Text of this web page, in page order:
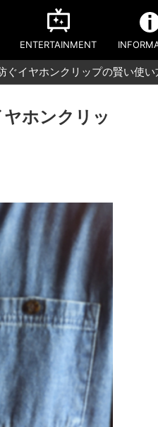
ENTERTAINMENT
ぐイヤホンクリップの賢い使い
ホンクリッ